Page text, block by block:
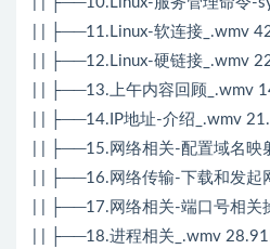
| | ├──11.Linux-软连接_.wmv
| | ├──12.Linux-硬链接_.wmv
| | ├──13.上午内容回顾_.wmv
| | ├──14.IP地址-介绍_.wmv
| | ├──15.网络相关-配置域名映
| | ├──16.网络传输-下载和发起
| | ├──17.网络相关-端口号相关
| | ├──18.进程相关_.wmv